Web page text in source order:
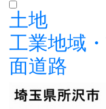
土地
工業地域
面道路